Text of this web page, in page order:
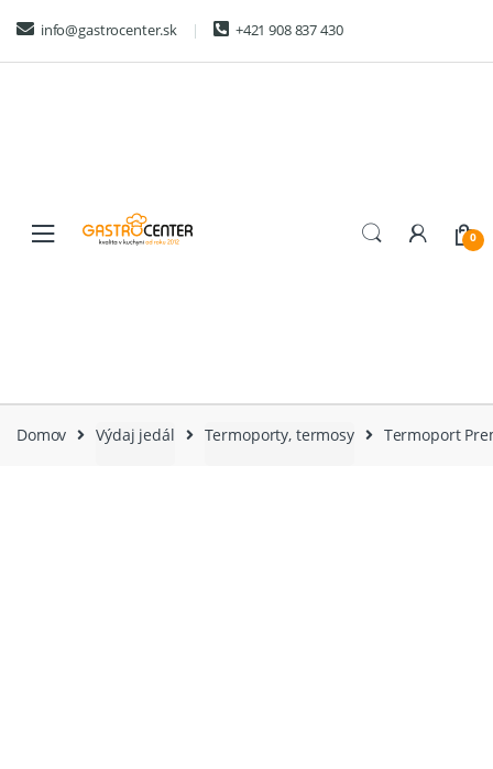
navigation
content
info@gastrocenter.sk +421 908 837 430
0
Domov Výdaj jedál Termoporty, termosy Termoport